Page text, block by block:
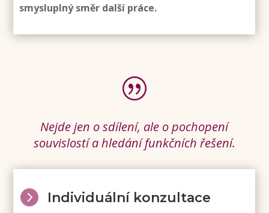
smysluplný směr další práce.
|
Nejde jen o sdílení, ale o pochopení
souvislostí a hledání funkčních řešení.
 Individuální konzultace